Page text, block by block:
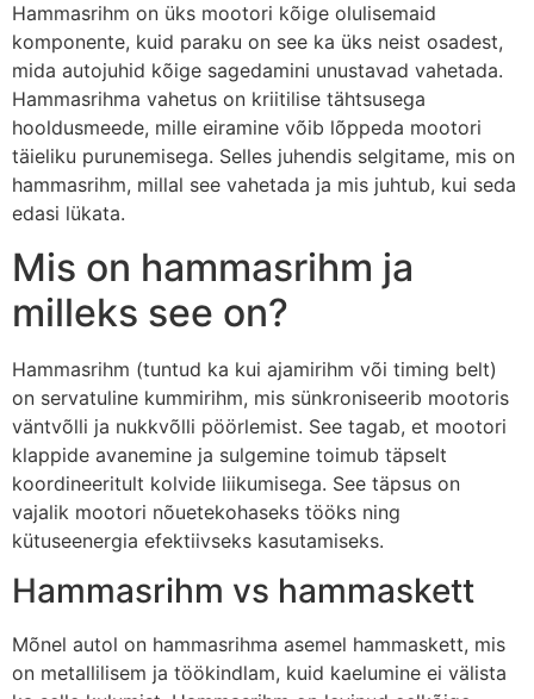
Hammasrihm on üks mootori kõige olulisemaid
komponente, kuid paraku on see ka üks neist osadest,
mida autojuhid kõige sagedamini unustavad vahetada.
Hammasrihma vahetus on kriitilise tähtsusega
hooldusmeede, mille eiramine võib lõppeda mootori
täieliku purunemisega. Selles juhendis selgitame, mis on
hammasrihm, millal see vahetada ja mis juhtub, kui seda
edasi lükata.
Mis on hammasrihm ja
milleks see on?
Hammasrihm (tuntud ka kui ajamirihm või timing belt)
on servatuline kummirihm, mis sünkroniseerib mootoris
väntvõlli ja nukkvõlli pöörlemist. See tagab, et mootori
klappide avanemine ja sulgemine toimub täpselt
koordineeritult kolvide liikumisega. See täpsus on
vajalik mootori nõuetekohaseks tööks ning
kütuseenergia efektiivseks kasutamiseks.
Hammasrihm vs hammaskett
Mõnel autol on hammasrihma asemel hammaskett, mis
on metallilisem ja töökindlam, kuid kaelumine ei välista